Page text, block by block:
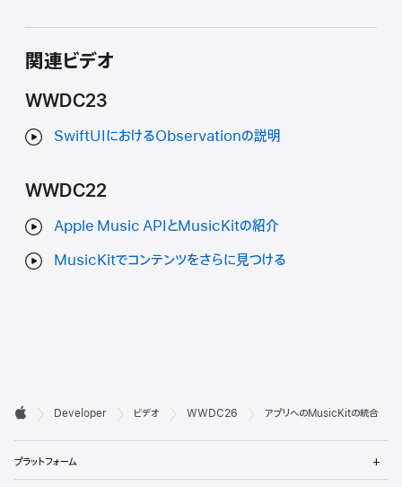
関連ビデオ
WWDC23
SwiftUIにおけるObservationの説明
WWDC22
Apple Music APIとMusicKitの紹介
MusicKitでコンテンツをさらに見つける
デ
ベ
ロ

Developer ビデオ WWDC26 アプリへのMusicKitの統合
プラットフォーム
ュ